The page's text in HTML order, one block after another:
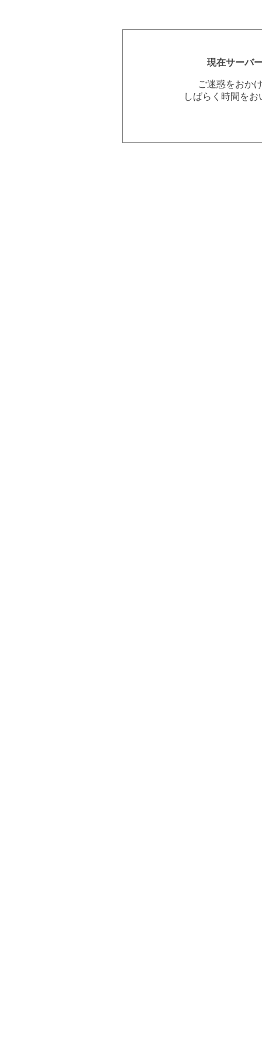
現在サーバ
ご迷惑をおか
しばらく時間を